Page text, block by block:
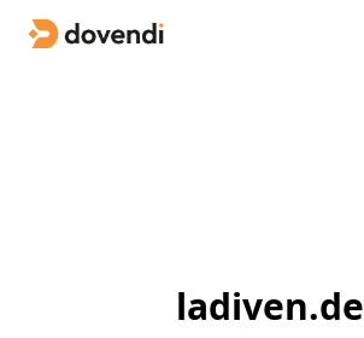
ladiven.de